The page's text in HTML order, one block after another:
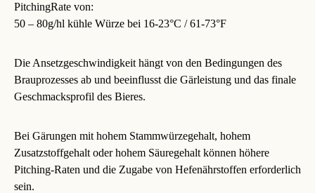
PitchingRate von:
50 – 80g/hl kühle Würze bei 16-23°C / 61-73°F
Die Ansetzgeschwindigkeit hängt von den Bedingungen des
Brauprozesses ab und beeinflusst die Gärleistung und das finale
Geschmacksprofil des Bieres.
Bei Gärungen mit hohem Stammwürzegehalt, hohem
Zusatzstoffgehalt oder hohem Säuregehalt können höhere
Pitching-Raten und die Zugabe von Hefenährstoffen erforderlich
sein.